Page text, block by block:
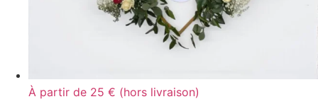
À partir de 25 € (hors livraison)